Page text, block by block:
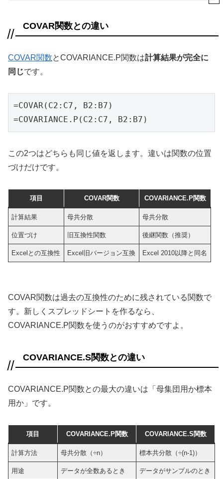
COVAR関数との違い
COVAR関数とCOVARIANCE.P関数は計算結果が完全に
同じです。
=COVAR(C2:C7, B2:B7)
=COVARIANCE.P(C2:C7, B2:B7)
この2つはどちらも同じ値を返します。違いは関数の位置
づけだけです。
項目 COVAR関数 COVARIANCE.P関数
計算結果 母共分散 母共分散
位置づけ 旧互換性関数 後継関数（推奨）
Excelとの互換性 Excel旧バージョン互換 Excel 2010以降と同名
COVAR関数は過去の互換性のために残されている関数で
す。新しくスプレッドシートを作るなら、
COVARIANCE.P関数を使うのがおすすめですよ。
COVARIANCE.S関数との違い
COVARIANCE.P関数との最大の違いは「母集団用か標本
用か」です。
項目 COVARIANCE.P関数 COVARIANCE.S関数
計算方法 母共分散（÷n） 標本共分散（÷(n-1)）
用途 データが全数あるとき データがサンプルのとき